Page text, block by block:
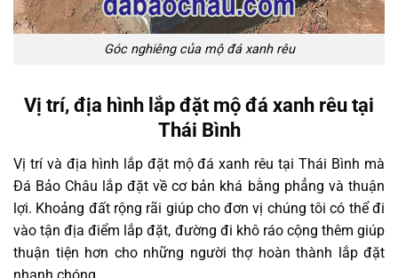
Góc nghiêng của mộ đá xanh rêu
Vị trí, địa hình lắp đặt mộ đá xanh rêu tại
Thái Bình
Vị trí và địa hình lắp đặt mộ đá xanh rêu tại Thái Bình mà
Đá Bảo Châu lắp đặt về cơ bản khá bằng phẳng và thuận
lợi. Khoảng đất rộng rãi giúp cho đơn vị chúng tôi có thể đi
vào tận địa điểm lắp đặt, đường đi khô ráo cộng thêm giúp
thuận tiện hơn cho những người thợ hoàn thành lắp đặt